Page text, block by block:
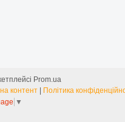
Prom.ua
контент
Політика
▼